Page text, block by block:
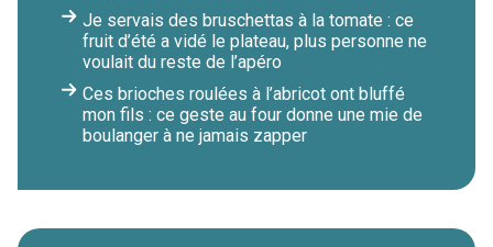
Je servais des bruschettas à la tomate : ce
fruit d’été a vidé le plateau, plus personne ne
voulait du reste de l’apéro
Ces brioches roulées à l’abricot ont bluffé
mon fils : ce geste au four donne une mie de
boulanger à ne jamais zapper